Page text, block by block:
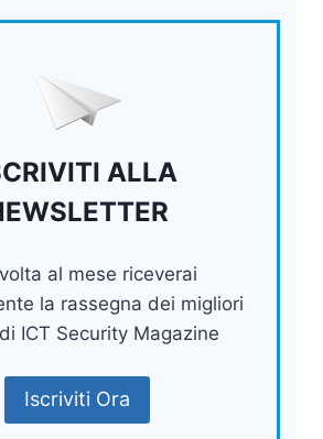
ALLA
al mese riceverai
la rassegna dei migliori
ICT Security Magazine
Iscriviti Ora